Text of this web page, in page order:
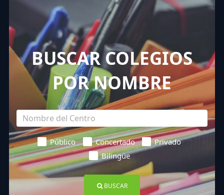
BUSCAR COLEGIOS
POR NOMBRE
Público Concertado
Privado
Bilingüe
BUSCAR